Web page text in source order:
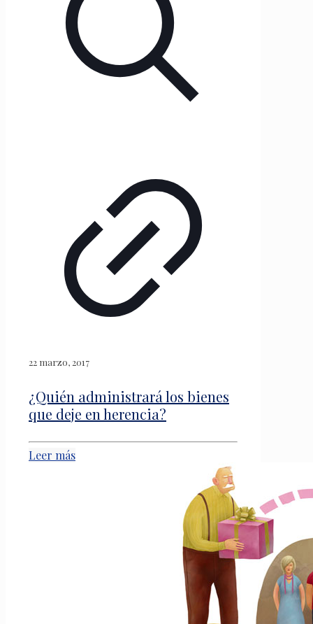
22 marzo, 2017
¿Quién administrará los bienes
que deje en herencia?
Leer más